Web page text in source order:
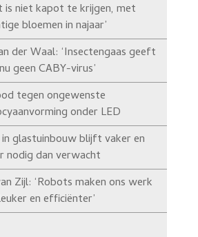
is niet kapot te krijgen, met
bloemen in najaar’
der Waal: ‘Insectengaas geeft
geen CABY-virus’
tegen ongewenste
onder LED
glastuinbouw blijft vaker en
nodig dan verwacht
Zijl: ‘Robots maken ons werk
en efficiënter’